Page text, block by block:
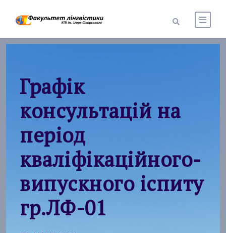
Графік
консультацій на
період
кваліфікаційного-
випускного іспиту
гр.ЛФ-01